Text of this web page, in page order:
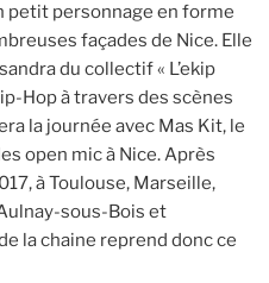
petit personnage en forme
façades de Nice. Elle
du collectif « L’ekip
Hop à travers des scènes
la journée avec Mas Kit, le
open mic à Nice. Après
à Toulouse, Marseille,
sous-Bois et
la chaine reprend donc ce